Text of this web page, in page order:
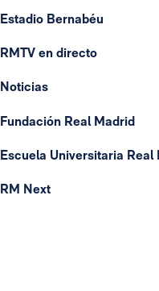
Estadio Bernabéu
RMTV en directo
Noticias
Fundación Real Madrid
Escuela Universitaria Real
RM Next